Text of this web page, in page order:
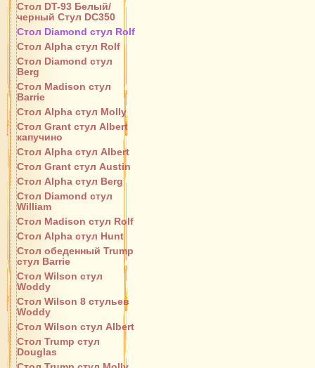
Стол DT-93 Белый/
черный Стул DC350
Стол Diamond стул Rolf
Стол Alpha стул Rolf
Стол Diamond стул
Berg
Стол Madison стул
Barrie
Стол Alpha стул Molly
Стол Grant стул Albert
капучино
Стол Alpha стул Albert
Стол Grant стул Austin
Стол Alpha стул Berg
Стол Diamond стул
William
Стол Madison стул Rolf
Стол Alpha стул Hunt
Стол обеденный Trump
стул Barrie
Стол Wilson стул
Woddy
Стол Wilson 8 стульев
Woddy
Стол Wilson стул Albert
Стол Trump стул
Douglas